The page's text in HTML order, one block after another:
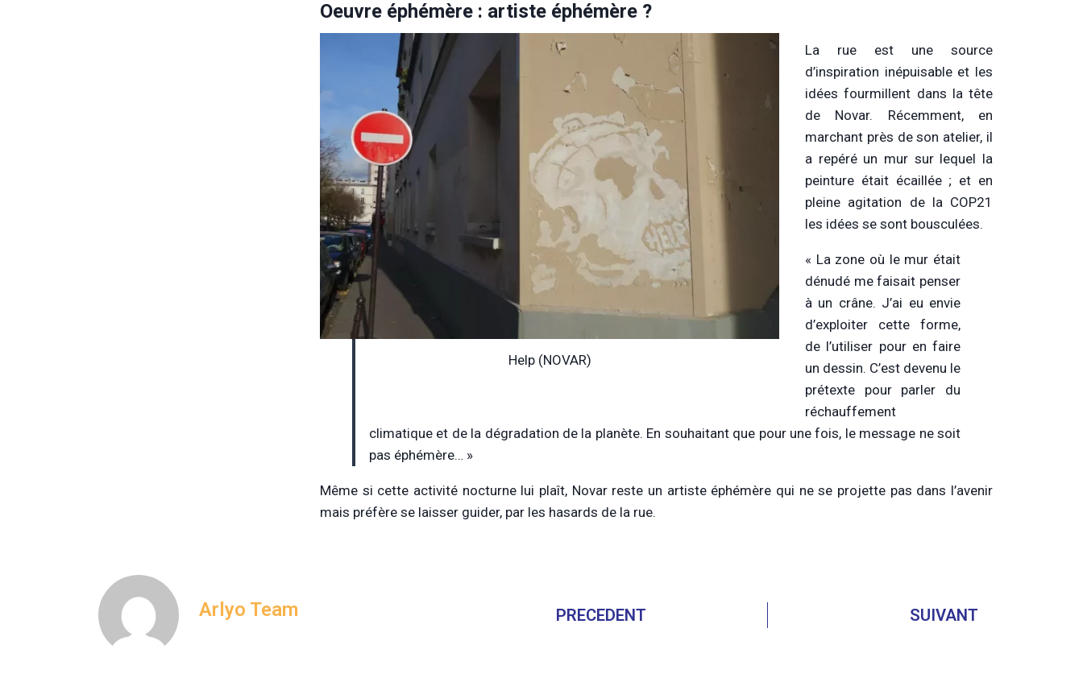
Oeuvre éphémère : artiste éphémère ?
Help (NOVAR)
La rue est une source
d’inspiration inépuisable et les
idées fourmillent dans la tête
de Novar. Récemment, en
marchant près de son atelier, il
a repéré un mur sur lequel la
peinture était écaillée ; et en
pleine agitation de la COP21
les idées se sont bousculées.
« La zone où le mur était
dénudé me faisait penser
à un crâne. J’ai eu envie
d’exploiter cette forme,
de l’utiliser pour en faire
un dessin. C’est devenu le
prétexte pour parler du
réchauffement
climatique et de la dégradation de la planète. En souhaitant que pour une fois, le message ne soit
pas éphémère… »
Même si cette activité nocturne lui plaît, Novar reste un artiste éphémère qui ne se projette pas dans l’avenir
mais préfère se laisser guider, par les hasards de la rue.
Arlyo Team PRECEDENT SUIVANT